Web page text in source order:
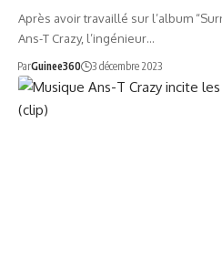
Après avoir travaillé sur l’album
Ans-T Crazy, l’ingénieur…
ParGuinee360 3 décembre 2023